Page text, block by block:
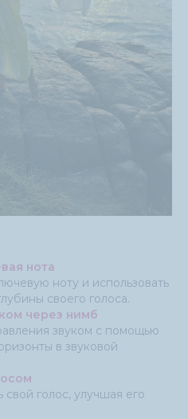
нота
ноту и использовать
своего голоса.
через нимб
звуком с помощью
в звуковой
свой голос, улучшая его